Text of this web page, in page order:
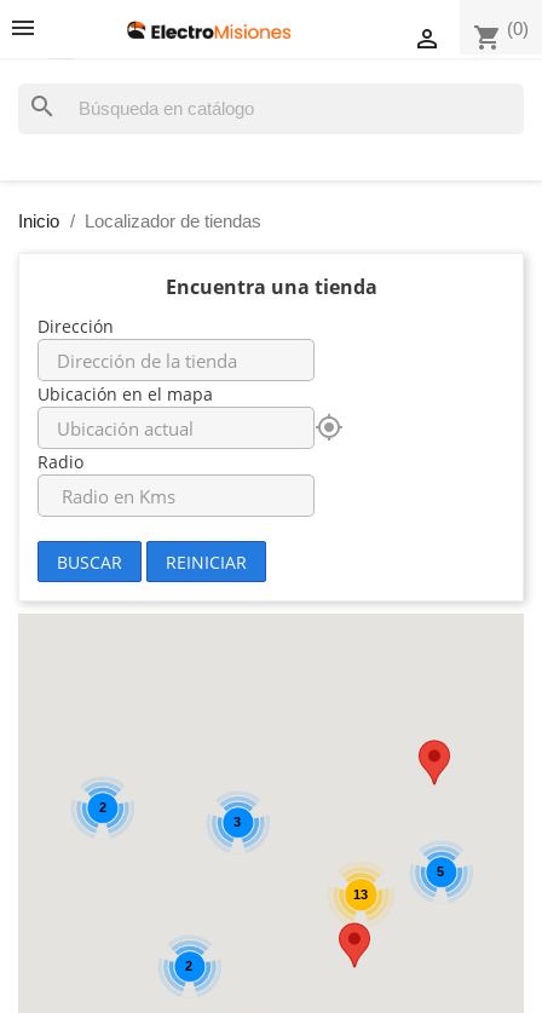
shopping_cart (0)

search
Inicio Localizador de tiendas
Encuentra una tienda
Dirección
Ubicación en el mapa
my_location
Radio
BUSCAR REINICIAR
13
5
3
2
2